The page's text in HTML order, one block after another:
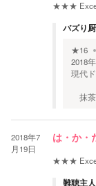
★★★
バズり
★16
2018
現代
抹茶
2018年7
月19日
は・か・
★★★
難聴主